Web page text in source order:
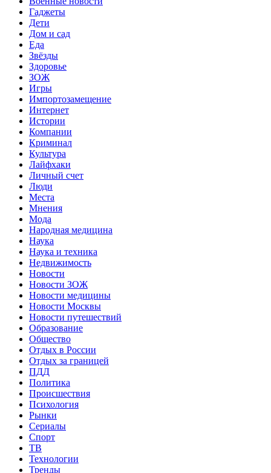
Гаджеты
Дети
Дом и сад
Еда
Звёзды
Здоровье
ЗОЖ
Игры
Импортозамещение
Интернет
Истории
Компании
Криминал
Культура
Лайфхаки
Личный счет
Люди
Места
Мнения
Мода
Народная медицина
Наука
Наука и техника
Недвижимость
Новости
Новости ЗОЖ
Новости медицины
Новости Москвы
Новости путешествий
Образование
Общество
Отдых в России
Отдых за границей
ПДД
Политика
Происшествия
Психология
Рынки
Сериалы
Спорт
ТВ
Технологии
Тренды